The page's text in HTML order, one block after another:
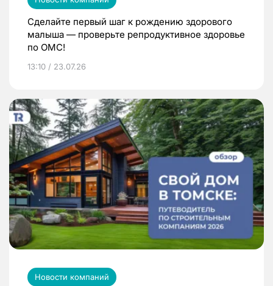
Сделайте первый шаг к рождению здорового
малыша — проверьте репродуктивное здоровье
по ОМС!
13:10 / 23.07.26
Новости компаний